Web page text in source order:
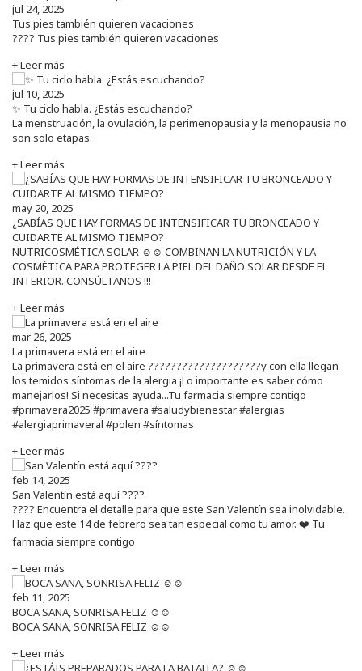
jul 24, 2025
Tus pies también quieren vacaciones
???? Tus pies también quieren vacaciones
+ Leer más
jul 10, 2025
✨ Tu ciclo habla. ¿Estás escuchando?
La menstruación, la ovulación, la perimenopausia y la menopausia no
son solo etapas.
+ Leer más
may 20, 2025
¿SABÍAS QUE HAY FORMAS DE INTENSIFICAR TU BRONCEADO Y
CUIDARTE AL MISMO TIEMPO?
NUTRICOSMÉTICA SOLAR ☺️☺️ COMBINAN LA NUTRICIÓN Y LA
COSMÉTICA PARA PROTEGER LA PIEL DEL DAÑO SOLAR DESDE EL
INTERIOR. CONSÚLTANOS !!!
+ Leer más
mar 26, 2025
La primavera está en el aire
La primavera está en el aire ????????????????????y con ella llegan
los temidos síntomas de la alergia ¡Lo importante es saber cómo
manejarlos! Si necesitas ayuda...Tu farmacia siempre contigo
#primavera2025 #primavera #saludybienestar #alergias
#alergiaprimaveral #polen #síntomas
+ Leer más
feb 14, 2025
San Valentín está aquí ????
???? Encuentra el detalle para que este San Valentín sea inolvidable.
Haz que este 14 de febrero sea tan especial como tu amor. ❤️ Tu
farmacia siempre contigo
+ Leer más
feb 11, 2025
BOCA SANA, SONRISA FELIZ ☺️☺️
BOCA SANA, SONRISA FELIZ ☺️☺️
+ Leer más